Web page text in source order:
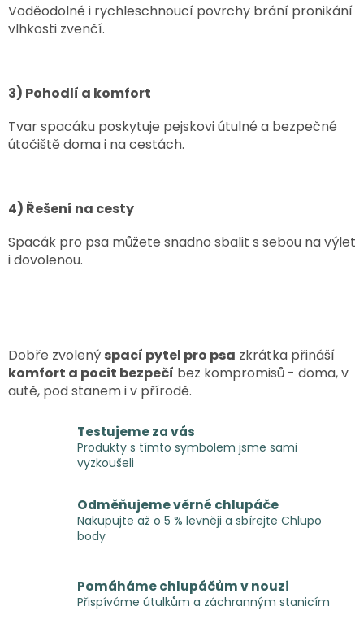
Voděodolné i rychleschnoucí povrchy brání pronikání
vlhkosti zvenčí.
3) Pohodlí a komfort
Tvar spacáku poskytuje pejskovi útulné a bezpečné
útočiště doma i na cestách.
4) Řešení na cesty
Spacák pro psa můžete snadno sbalit s sebou na výlet
i dovolenou.
Dobře zvolený spací pytel pro psa zkrátka přináší
komfort a pocit bezpečí bez kompromisů - doma, v
autě, pod stanem i v přírodě.
Testujeme za vás
Produkty s tímto symbolem jsme sami
vyzkoušeli
Odměňujeme věrné chlupáče
Nakupujte až o 5 % levněji a sbírejte Chlupo
body
Pomáháme chlupáčům v nouzi
Přispíváme útulkům a záchranným stanicím